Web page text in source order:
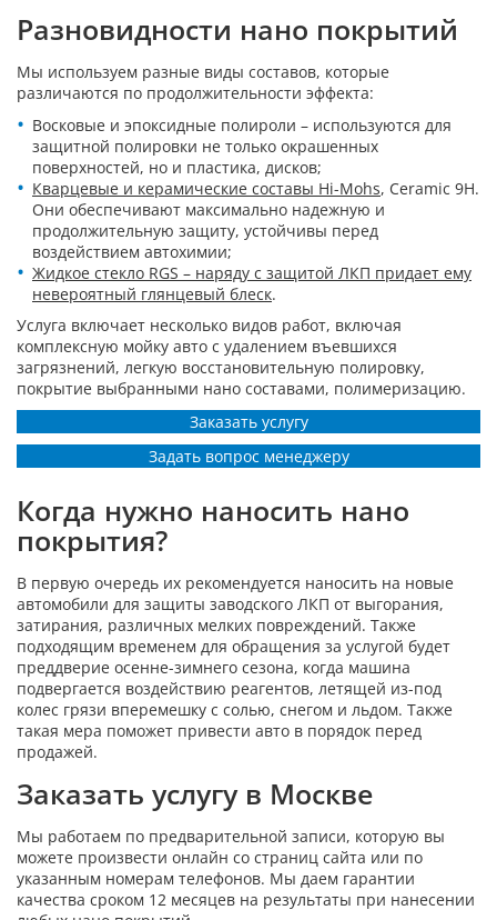
Разновидности нано покрытий
Мы используем разные виды составов, которые
различаются по продолжительности эффекта:
Восковые и эпоксидные полироли – используются для
защитной полировки не только окрашенных
поверхностей, но и пластика, дисков;
Кварцевые и керамические составы Hi-Mohs, Ceramic 9H.
Они обеспечивают максимально надежную и
продолжительную защиту, устойчивы перед
воздействием автохимии;
Жидкое стекло RGS – наряду с защитой ЛКП придает ему
невероятный глянцевый блеск.
Услуга включает несколько видов работ, включая
комплексную мойку авто с удалением въевшихся
загрязнений, легкую восстановительную полировку,
покрытие выбранными нано составами, полимеризацию.
Заказать услугу
Задать вопрос менеджеру
Когда нужно наносить нано
покрытия?
В первую очередь их рекомендуется наносить на новые
автомобили для защиты заводского ЛКП от выгорания,
затирания, различных мелких повреждений. Также
подходящим временем для обращения за услугой будет
преддверие осенне-зимнего сезона, когда машина
подвергается воздействию реагентов, летящей из-под
колес грязи вперемешку с солью, снегом и льдом. Также
такая мера поможет привести авто в порядок перед
продажей.
Заказать услугу в Москве
Мы работаем по предварительной записи, которую вы
можете произвести онлайн со страниц сайта или по
указанным номерам телефонов. Мы даем гарантии
качества сроком 12 месяцев на результаты при нанесении